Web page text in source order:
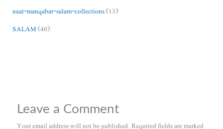
naat-manqabat-salam-collections(13)
SALAM(40)
Leave a Comment
Your email address will not be published.Required fields are marked